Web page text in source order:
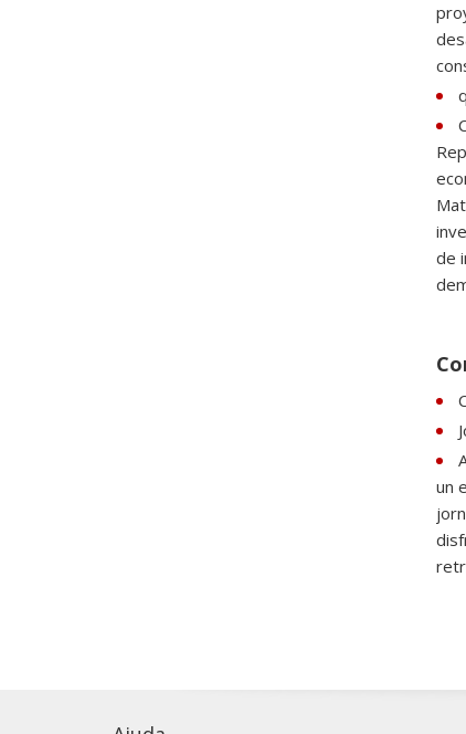
de
un